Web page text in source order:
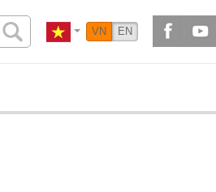
VN EN